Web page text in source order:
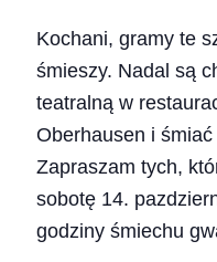
Kochani, gramy te
śmieszy. Nadal są
teatralną w
Oberhausen i
Zapraszam tych,
sobotę 14.
godziny śmiechu